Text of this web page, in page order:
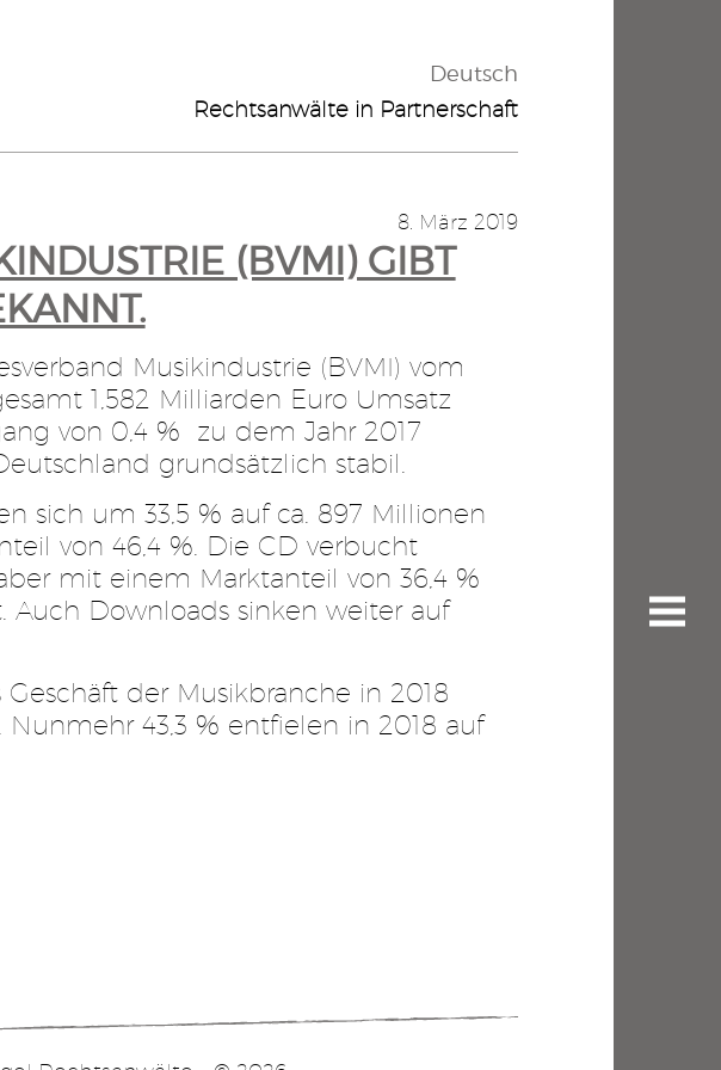
Deutsch
Rechtsanwälte in Partnerschaft
8. März 2019
(BVMI) GIBT
Musikindustrie (BVMI) vom
1,582 Milliarden Euro Umsatz
von 0,4 % zu dem Jahr 2017
grundsätzlich stabil.
sich um 33,5 % auf ca. 897 Millionen
von 46,4 %. Die CD verbucht
mit einem Marktanteil von 36,4 %
Auch Downloads sinken weiter auf
der Musikbranche in 2018
43,3 % entfielen in 2018 auf